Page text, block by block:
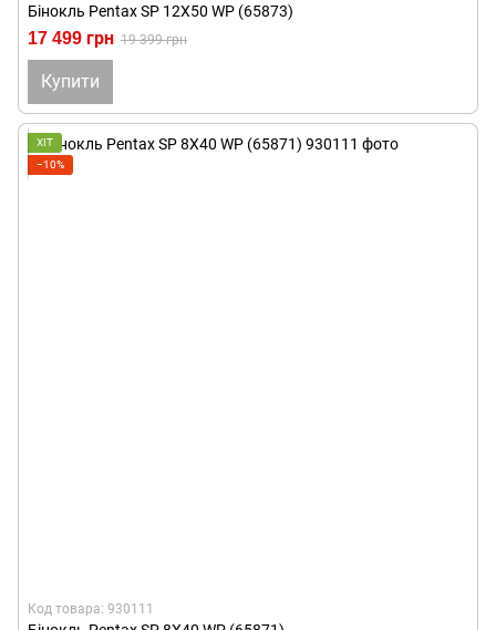
Бінокль Pentax SP 12X50 WP (65873)
17 499 грн 19 399 грн
Купити
ХІТ
−10%
Код товара: 930111